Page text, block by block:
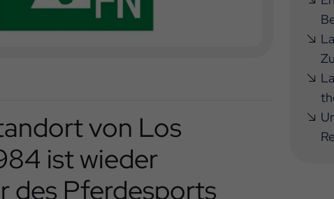
von Los
ist wieder
des Pferdesports